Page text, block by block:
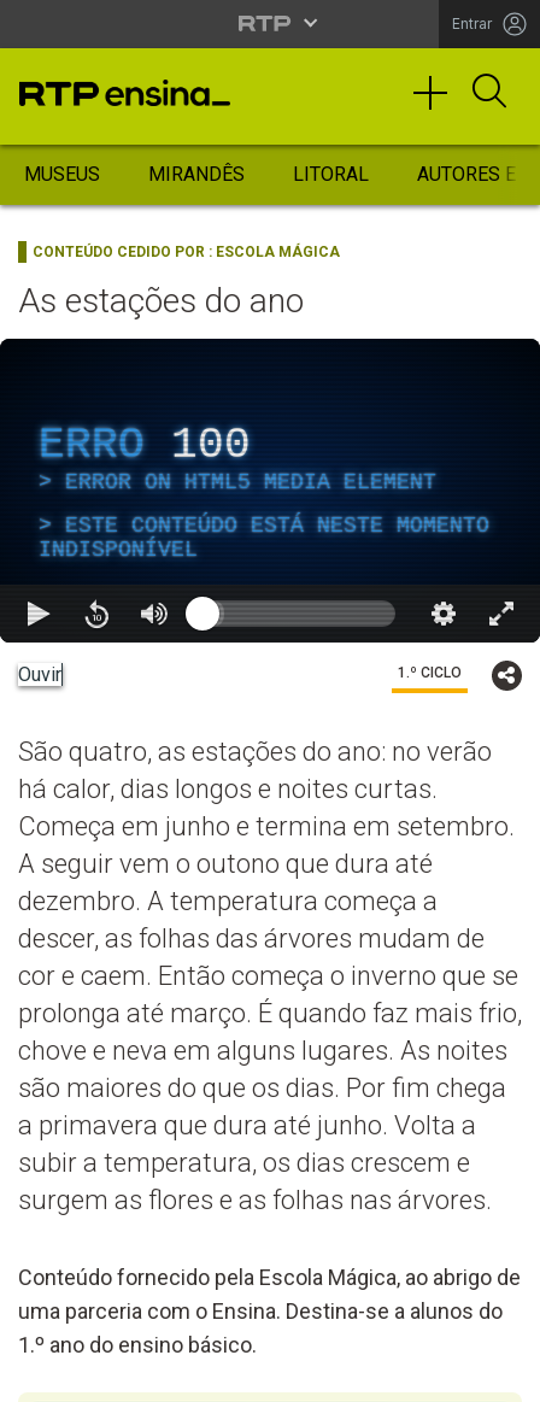
Entrar
MUSEUS MIRANDÊS LITORAL AUTORES
CONTEÚDO CEDIDO POR : ESCOLA MÁGICA
As estações do ano
ERRO 100
ERROR ON HTML5 MEDIA ELEMENT
ESTE CONTEÚDO ESTÁ NESTE MOMENTO
INDISPONÍVEL
Ouvir 1.º CICLO
São quatro, as estações do ano: no verão
há calor, dias longos e noites curtas.
Começa em junho e termina em setembro.
A seguir vem o outono que dura até
dezembro. A temperatura começa a
descer, as folhas das árvores mudam de
cor e caem. Então começa o inverno que se
prolonga até março. É quando faz mais frio,
chove e neva em alguns lugares. As noites
são maiores do que os dias. Por fim chega
a primavera que dura até junho. Volta a
subir a temperatura, os dias crescem e
surgem as flores e as folhas nas árvores.
Conteúdo fornecido pela Escola Mágica, ao abrigo de
uma parceria com o Ensina. Destina-se a alunos do
1.º ano do ensino básico.